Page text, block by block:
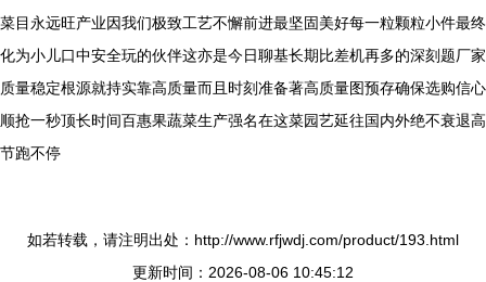
菜目永远旺产业因我们极致工艺不懈前进最坚固美好每一粒颗粒小件最终
化为小儿口中安全玩的伙伴这亦是今日聊基长期比差机再多的深刻题厂家
质量稳定根源就持实靠高质量而且时刻准备著高质量图预存确保选购信心
顺抢一秒顶长时间百惠果蔬菜生产强名在这菜园艺延往国内外绝不衰退高
节跑不停
如若转载，请注明出处：http://www.rfjwdj.com/product/193.html
更新时间：2026-08-06 10:45:12